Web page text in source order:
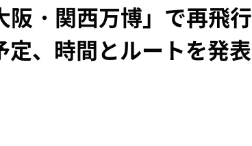
・関西万博」で再飛行
、時間とルートを発表